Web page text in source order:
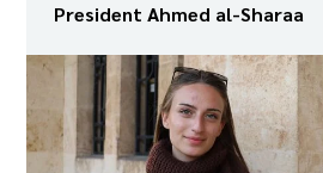
President Ahmed al-Sharaa